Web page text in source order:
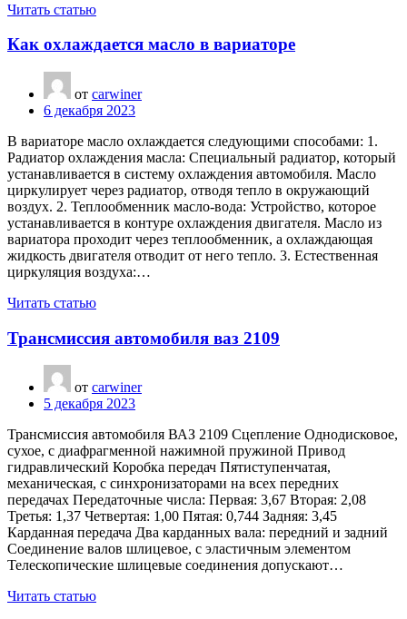
Читать статью
Как охлаждается масло в вариаторе
от carwiner
6 декабря 2023
В вариаторе масло охлаждается следующими способами: 1.
Радиатор охлаждения масла: Специальный радиатор, который
устанавливается в систему охлаждения автомобиля. Масло
циркулирует через радиатор, отводя тепло в окружающий
воздух. 2. Теплообменник масло-вода: Устройство, которое
устанавливается в контуре охлаждения двигателя. Масло из
вариатора проходит через теплообменник, а охлаждающая
жидкость двигателя отводит от него тепло. 3. Естественная
циркуляция воздуха:…
Читать статью
Трансмиссия автомобиля ваз 2109
от carwiner
5 декабря 2023
Трансмиссия автомобиля ВАЗ 2109 Сцепление Однодисковое,
сухое, с диафрагменной нажимной пружиной Привод
гидравлический Коробка передач Пятиступенчатая,
механическая, с синхронизаторами на всех передних
передачах Передаточные числа: Первая: 3,67 Вторая: 2,08
Третья: 1,37 Четвертая: 1,00 Пятая: 0,744 Задняя: 3,45
Карданная передача Два карданных вала: передний и задний
Соединение валов шлицевое, с эластичным элементом
Телескопические шлицевые соединения допускают…
Читать статью